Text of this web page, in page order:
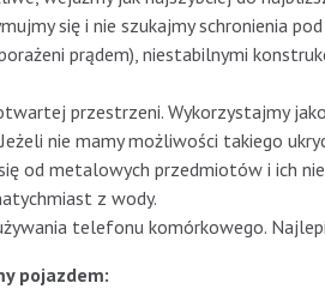
się i nie szukajmy schronienia
prądem), niestabilnymi
przestrzeni. Wykorzystajmy
nie mamy możliwości takiego
od metalowych przedmiotów i ich
z wody.
telefonu komórkowego.
pojazdem: